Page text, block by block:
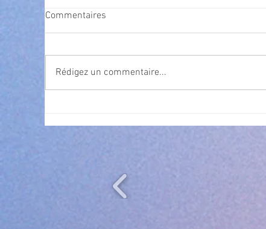
Villeneuve Loubet ! ☀️🎤
Commentaires
Rédigez un commentaire...